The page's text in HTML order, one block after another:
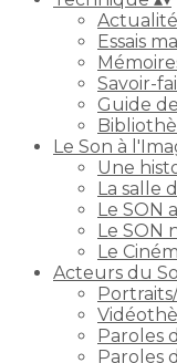
Essais
Savoir-
Guide
Le Son à
Une
La salle
Le SON
Le SON
Le
Acteurs du
Paroles
Paroles